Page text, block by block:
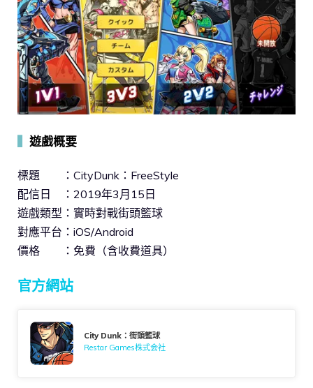
遊戲概要
標題 ：CityDunk：FreeStyle
配信日 ：2019年3月15日
遊戲類型：實時對戰街頭籃球
對應平台：iOS/Android
價格 ：免費（含收費道具）
官方網站
City Dunk：街頭籃球
Restar Games株式会社